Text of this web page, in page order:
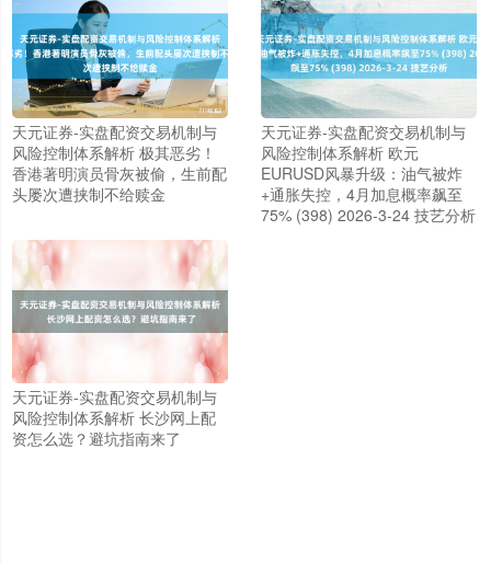
天元证券-实盘配资交易机制与
风险控制体系解析 极其恶劣！
香港著明演员骨灰被偷，生前配
头屡次遭挟制不给赎金
天元证券-实盘配资交易机制与
风险控制体系解析 欧元
EURUSD风暴升级：油气被炸
+通胀失控，4月加息概率飙至
75% (398) 2026-3-24 技艺分析
天元证券-实盘配资交易机制与
风险控制体系解析 长沙网上配
资怎么选？避坑指南来了
上证综指 3954.49